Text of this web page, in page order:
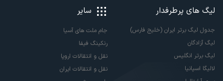
لیگ های پرطرفدار
جدول لیگ برتر ایران (خلیج فارس)
لیگ آزادگان
لیگ برتر انگلیس
لالیگا اسپانیا
سایر
جام ملت های آسیا
رنکینگ فیفا
نقل و انتقالات اروپا
نقل و انتقالات ایران